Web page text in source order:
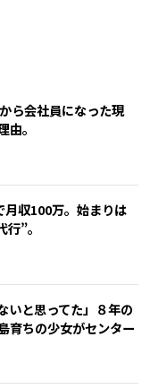
ら会社員になった現
。
収100万。始まりは
”。
いと思ってた」８年の
育ちの少女がセンター